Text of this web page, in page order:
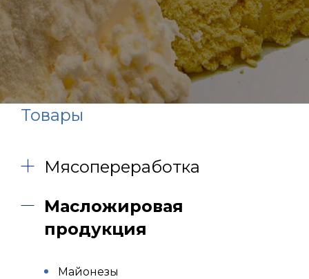
Товары
Мясопереработка
Масложировая
продукция
Майонезы